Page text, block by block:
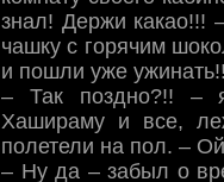
знал! Держи какао!!!
чашку с горячим
и пошли уже
– Так поздно?!! –
Хашираму и все,
полетели на пол. –
– Ну да – забыл о